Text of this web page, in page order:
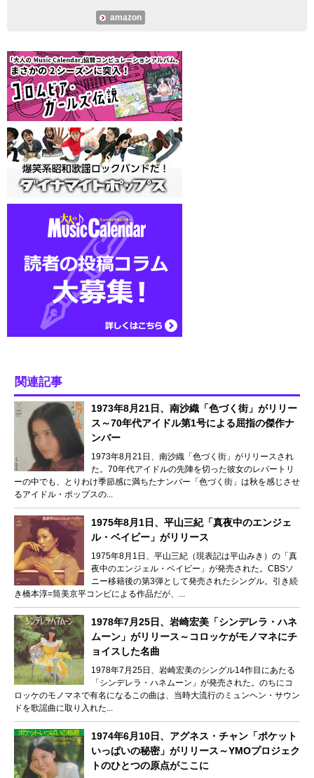
amazon
関連記事
1973年8月21日、南沙織「色づく街」がリリー
ス～70年代アイドル第1号による屈指の傑作ナ
ンバー
1973年8月21日、南沙織「色づく街」がリリースされ
た。70年代アイドルの先陣を切った彼女のレパートリ
ーの中でも、とりわけ季節感に満ちたナンバー「色づく街」は秋を感じさせ
るアイドル・ポップスの...
1975年8月1日、平山三紀「真夜中のエンジェ
ル・ベイビー」がリリース
1975年8月1日、平山三紀（現表記は平山みき）の「真
夜中のエンジェル・ベイビー」が発売された。CBSソ
ニー移籍後の第3弾として発売されたシングル。引き続
き橋本淳=筒美京平コンビによる作品だが、...
1978年7月25日、岩崎宏美「シンデレラ・ハネ
ムーン」がリリース～コロッケがモノマネにチ
ョイスした名曲
1978年7月25日、岩崎宏美のシングル14作目にあたる
「シンデレラ・ハネムーン」が発売された。のちにコ
ロッケのモノマネで有名になるこの曲は、当時大流行のミュンヘン・サウン
ドを歌謡曲に取り入れた...
1974年6月10日、アグネス・チャン「ポケット
いっぱいの秘密」がリリース～YMOプロジェク
トのひとつの原点がここに